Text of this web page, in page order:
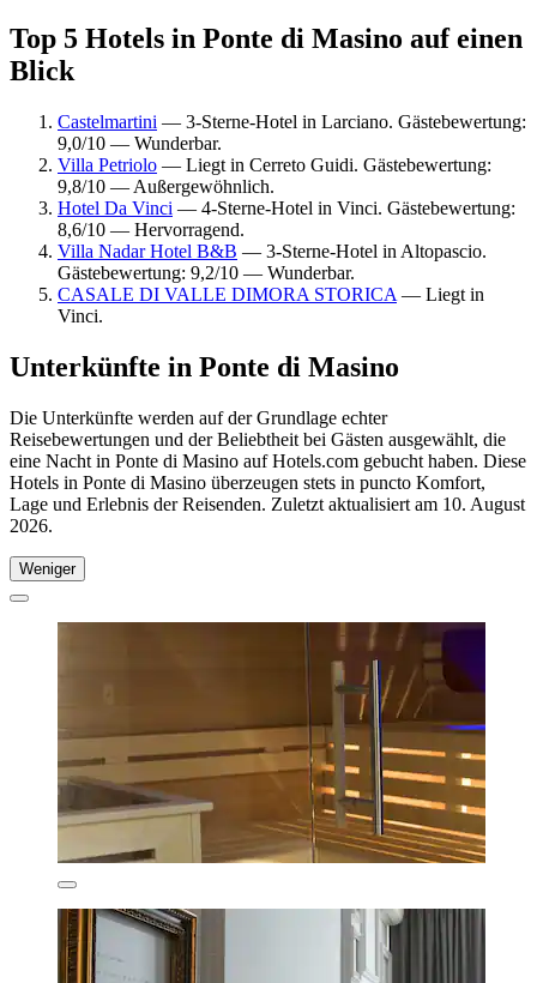
Top 5 Hotels in Ponte di Masino auf einen
Blick
Castelmartini — 3-Sterne-Hotel in Larciano. Gästebewertung:
9,0/10 — Wunderbar.
Villa Petriolo — Liegt in Cerreto Guidi. Gästebewertung:
9,8/10 — Außergewöhnlich.
Hotel Da Vinci — 4-Sterne-Hotel in Vinci. Gästebewertung:
8,6/10 — Hervorragend.
Villa Nadar Hotel B&B — 3-Sterne-Hotel in Altopascio.
Gästebewertung: 9,2/10 — Wunderbar.
CASALE DI VALLE DIMORA STORICA — Liegt in
Vinci.
Unterkünfte in Ponte di Masino
Die Unterkünfte werden auf der Grundlage echter
Reisebewertungen und der Beliebtheit bei Gästen ausgewählt, die
eine Nacht in Ponte di Masino auf Hotels.com gebucht haben. Diese
Hotels in Ponte di Masino überzeugen stets in puncto Komfort,
Lage und Erlebnis der Reisenden. Zuletzt aktualisiert am 10. August
2026.
Weniger